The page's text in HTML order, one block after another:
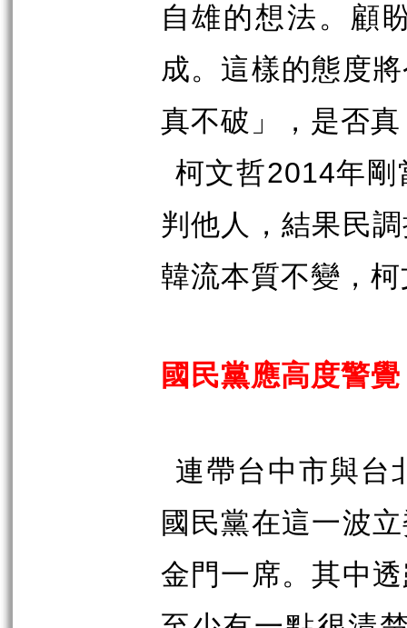
自雄的想法。顧
成。這樣的態度
真不破」，是否
柯文哲2014年剛
判他人，結果民
韓流本質不變，
國民黨應高度警覺
連帶台中市與台
國民黨在這一波
金門一席。其中